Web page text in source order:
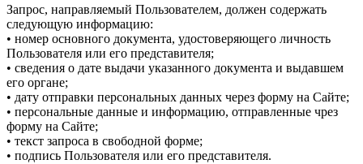
Запрос, направляемый Пользователем, должен содержать
следующую информацию:
• номер основного документа, удостоверяющего личность
Пользователя или его представителя;
• сведения о дате выдачи указанного документа и выдавшем
его органе;
• дату отправки персональных данных через форму на Сайте;
• персональные данные и информацию, отправленные чрез
форму на Сайте;
• текст запроса в свободной форме;
• подпись Пользователя или его представителя.